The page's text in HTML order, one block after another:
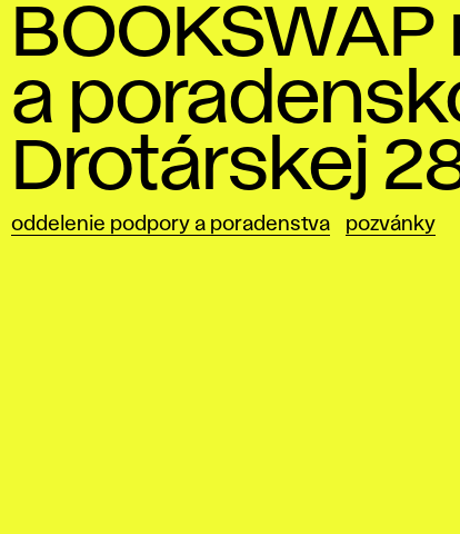
a
Drotárskej
oddelenie podpory a poradenstva pozvánky